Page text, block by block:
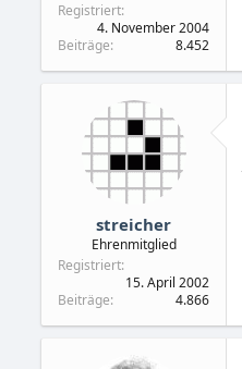
Registriert
4. November 2004
Beiträge
8.452
streicher
Ehrenmitglied
Registriert
15. April 2002
Beiträge
4.866